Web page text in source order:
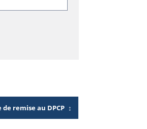
de remise au DPCP ↕